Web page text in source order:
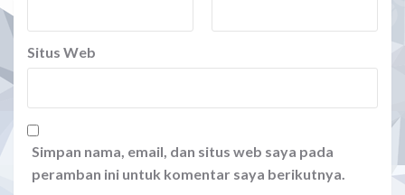
Situs Web
Simpan nama, email, dan situs web saya pada
peramban ini untuk komentar saya berikutnya.